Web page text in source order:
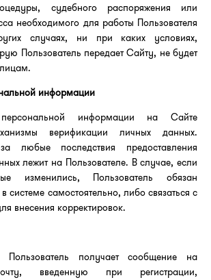
судебного распоряжения или
необходимого для работы Пользователя
случаях, ни при каких условиях,
Пользователь передает Сайту, не будет
информации
информации на Сайте
верификации личных данных.
за любые последствия предоставления
лежит на Пользователе. В случае, если
изменились, Пользователь обязан
системе самостоятельно, либо связаться с
внесения корректировок.
Пользователь получает сообщение на
введенную при регистрации,